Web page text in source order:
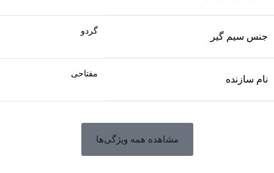
جنس سیم گیر
گردو
نام سازنده
مفتاحی
مشاهده همه ویژگی‌ها